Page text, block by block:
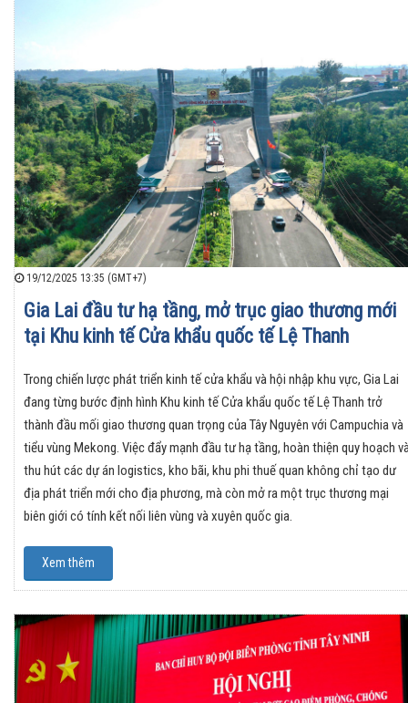
19/12/2025 13:35 (GMT+7)
Gia Lai đầu tư hạ tầng, mở trục giao thương mới
tại Khu kinh tế Cửa khẩu quốc tế Lệ Thanh
Trong chiến lược phát triển kinh tế cửa khẩu và hội nhập khu vực, Gia Lai
đang từng bước định hình Khu kinh tế Cửa khẩu quốc tế Lệ Thanh trở
thành đầu mối giao thương quan trọng của Tây Nguyên với Campuchia và
tiểu vùng Mekong. Việc đẩy mạnh đầu tư hạ tầng, hoàn thiện quy hoạch
thu hút các dự án logistics, kho bãi, khu phi thuế quan không chỉ tạo dư
địa phát triển mới cho địa phương, mà còn mở ra một trục thương mại
biên giới có tính kết nối liên vùng và xuyên quốc gia.
Xem thêm